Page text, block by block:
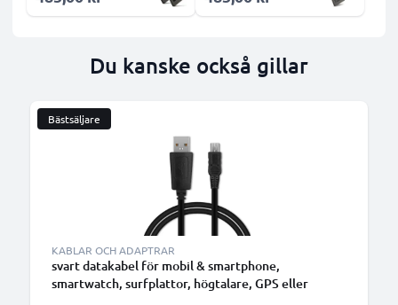
Du kanske också gillar
Bästsäljare
KABLAR OCH ADAPTRAR
svart datakabel för mobil & smartphone,
smartwatch, surfplattor, högtalare, GPS eller